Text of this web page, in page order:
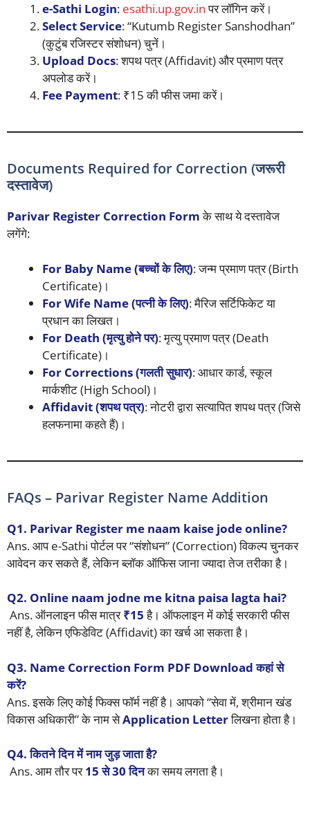
e-Sathi Login: esathi.up.gov.inपर लॉगिन करें।
Select Service: “Kutumb Register Sanshodhan”
(कुटुंब रजिस्टर संशोधन) चुनें।
Upload Docs: शपथ पत्र (Affidavit) और प्रमाण पत्र
अपलोड करें।
Fee Payment: ₹15 की फीस जमा करें।
Documents Required for Correction (जरूरी
दस्तावेज)
Parivar Register Correction Formके साथ ये दस्तावेज
लगेंगे:
For Baby Name (बच्चों के लिए): जन्म प्रमाण पत्र (Birth
Certificate)।
For Wife Name (पत्नी के लिए): मैरिज सर्टिफिकेट या
प्रधान का लिखत।
For Death (मृत्यु होने पर): मृत्यु प्रमाण पत्र (Death
Certificate)।
For Corrections (गलती सुधार): आधार कार्ड, स्कूल
मार्कशीट (High School)।
Affidavit (शपथ पत्र): नोटरी द्वारा सत्यापित शपथ पत्र (जिसे
हलफनामा कहते हैं)।
FAQs – Parivar Register Name Addition
Q1. Parivar Register me naam kaise jode online?
Ans. आप e-Sathi पोर्टल पर “संशोधन” (Correction) विकल्प चुनकर
आवेदन कर सकते हैं, लेकिन ब्लॉक ऑफिस जाना ज्यादा तेज तरीका है।
Q2. Online naam jodne me kitna paisa lagta hai?
Ans. ऑनलाइन फीस मात्र₹15है। ऑफलाइन में कोई सरकारी फीस
नहीं है, लेकिन एफिडेविट (Affidavit) का खर्च आ सकता है।
Q3. Name Correction Form PDF Download कहां से
करें?
Ans. इसके लिए कोई फिक्स फॉर्म नहीं है। आपको “सेवा में, श्रीमान खंड
विकास अधिकारी” के नाम सेApplication Letterलिखना होता है।
Q4. कितने दिन में नाम जुड़ जाता है?
Ans. आम तौर पर15 से 30 दिनका समय लगता है।